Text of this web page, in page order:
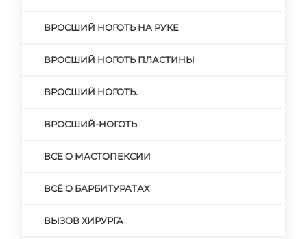
ВРОСШИЙ НОГОТЬ НА РУКЕ
ВРОСШИЙ НОГОТЬ ПЛАСТИНЫ
ВРОСШИЙ НОГОТЬ.
ВРОСШИЙ-НОГОТЬ
ВСЕ О МАСТОПЕКСИИ
ВСЁ О БАРБИТУРАТАХ
ВЫЗОВ ХИРУРГА